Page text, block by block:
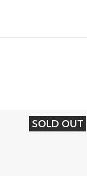
SOLD OUT